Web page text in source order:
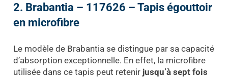
2. Brabantia – 117626 – Tapis égouttoir
en microfibre
Le modèle de Brabantia se distingue par sa capacité
d’absorption exceptionnelle. En effet, la microfibre
utilisée dans ce tapis peut retenir jusqu’à sept fois